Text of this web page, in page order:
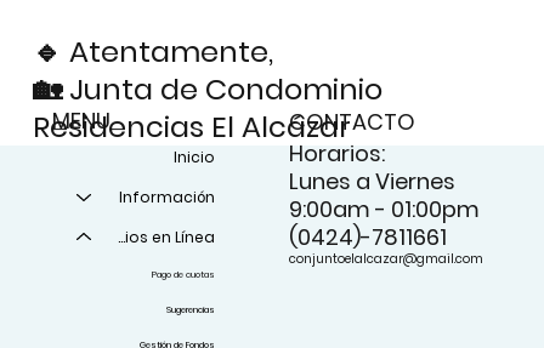
🔹 Atentamente,
🏡 Junta de Condominio
Residencias El AlcázarCONTACTO
Horarios:
Lunes a Viernes
9:00am - 01:00pm
(0424)-7811661
conjuntoelalcazar@gmail.com
MENU
Inicio
Información
Servicios en Línea
Pago de cuotas
Sugerencias
Gestión de Fondos